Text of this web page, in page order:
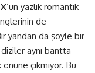
’un yazlık romantik
de
yandan da şöyle bir
aynı bantta
çıkmıyor. Bu